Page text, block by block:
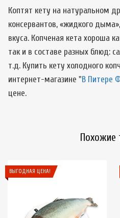
Коптят кету на натуральном
консервантов, «жидкого
вкуса. Копченая кета хороша
так и в составе разных блюд:
т.д. Купить кету холодного
интернет-магазине "В Питере
цене.
Похожие
ВЫГОДНАЯ ЦЕНА!